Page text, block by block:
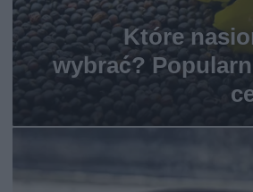
Które
wybrać?